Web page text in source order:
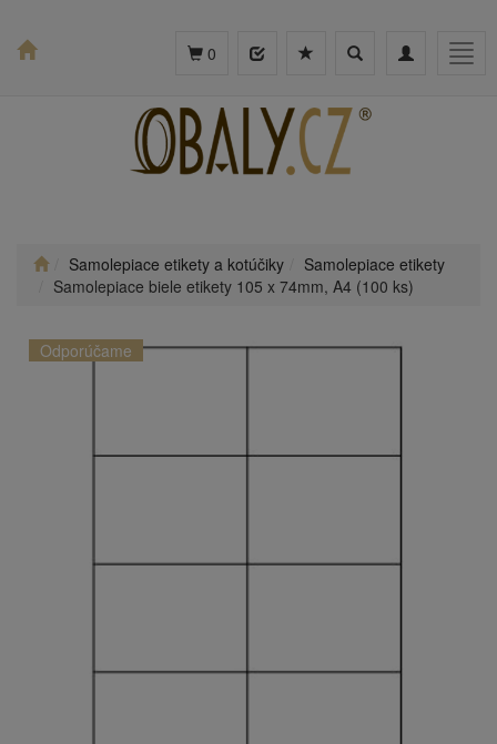
Toggle
Toggle
0
Samolepiace etikety a kotúčiky
Samolepiace etikety
Samolepiace biele etikety 105 x 74mm, A4 (100 ks)
Odporúčame